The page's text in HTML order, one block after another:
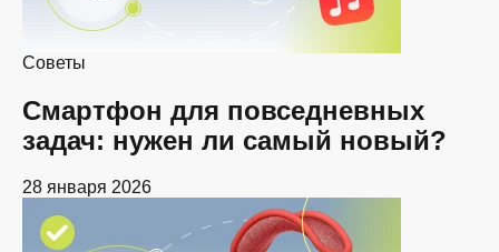
Советы
Смартфон для повседневных
задач: нужен ли самый новый?
28 января 2026